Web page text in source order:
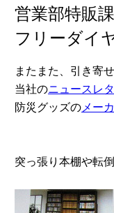
営業部特販
フリーダイ
またまた、引き寄
当社のニュースレ
防災グッズの メー
突っ張り本棚や転